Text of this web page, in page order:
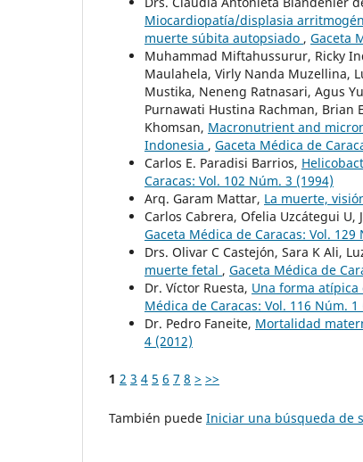
Miocardiopatía/displasia
muerte súbita autopsiado , Gaceta
Muhammad Miftahussurur, Ricky
Maulahela, Virly Nanda Muzellina,
Mustika, Neneng Ratnasari, Agus
Purnawati Hustina Rachman, Brian
Khomsan, Macronutrient and
Indonesia , Gaceta Médica de
Carlos E. Paradisi Barrios,
Caracas: Vol. 102 Núm. 3 (1994)
Arq. Garam Mattar, La muerte,
Carlos Cabrera, Ofelia Uzcátegui U,
Gaceta Médica de Caracas: Vol. 129
Drs. Olivar C Castejón, Sara K Ali,
muerte fetal , Gaceta Médica de
Dr. Víctor Ruesta, Una forma
Médica de Caracas: Vol. 116 Núm. 1
Dr. Pedro Faneite, Mortalidad
4 (2012)
1 2 3 4 5 6 7 8 > >>
También puede Iniciar una búsqueda de